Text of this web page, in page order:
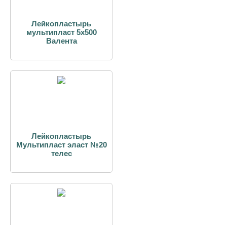
Лейкопластырь
мультипласт 5х500
Валента
Лейкопластырь
Мультипласт эласт №20
телес